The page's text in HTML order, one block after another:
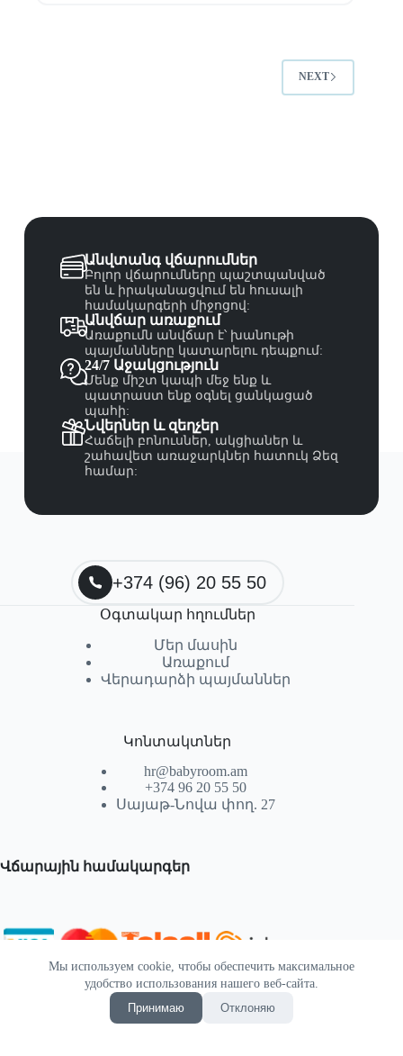
Мы используем cookie, чтобы обеспечить максимальное
удобство использования нашего веб-сайта.
Принимаю
Отклоняю
NEXT
Անվտանգ վճարումներ
Բոլոր վճարումները պաշտպանված
են և իրականացվում են հուսալի
համակարգերի միջոցով:
Անվճար առաքում
Առաքումն անվճար է՝ խանութի
պայմանները կատարելու դեպքում:
24/7 Աջակցություն
Մենք միշտ կապի մեջ ենք և
պատրաստ ենք օգնել ցանկացած
պահի:
Նվերներ և զեղչեր
Հաճելի բոնուսներ, ակցիաներ և
շահավետ առաջարկներ հատուկ Ձեզ
համար:
+374 (96) 20 55 50
Օգտակար հղումներ
Մեր մասին
Առաքում
Վերադարձի պայմաններ
Կոնտակտներ
hr@babyroom.am
+374 96 20 55 50
Սայաթ-Նովա փող. 27
Վճարային համակարգեր
© 2026 | Powered by SEKTIF